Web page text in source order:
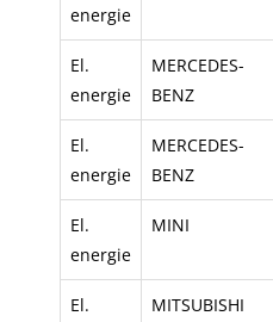
energie
El.
energie
MERCEDES-
BENZ
El.
energie
MERCEDES-
BENZ
El.
energie
MINI
El.
MITSUBISHI